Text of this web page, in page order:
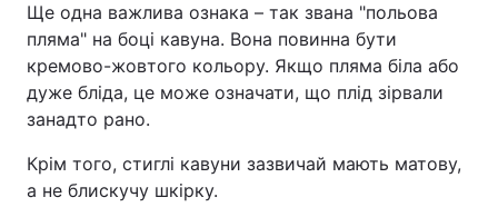
Ще одна важлива ознака – так звана "польова
пляма" на боці кавуна. Вона повинна бути
кремово-жовтого кольору. Якщо пляма біла або
дуже бліда, це може означати, що плід зірвали
занадто рано.
Крім того, стиглі кавуни зазвичай мають матову,
а не блискучу шкірку.